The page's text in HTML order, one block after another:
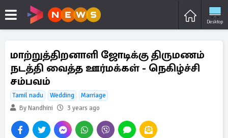
Desktop
மாற்றுத்திறனாளி ஜோடிக்கு திருமணம்
நடத்தி வைத்த ஊர்மக்கள் - நெகிழ்ச்சி
சம்பவம்
Tamil nadu Wedding
Marriage
By Nandhini
3 years ago